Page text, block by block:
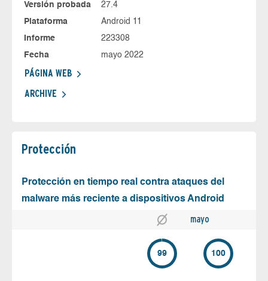
Versión probada
27.4
Plataforma
Android 11
Informe
223308
Fecha
mayo 2022
PÁGINA WEB
ARCHIVE
Protección
Protección en tiempo real contra ataques del
malware más reciente a dispositivos Android
mayo
99 100